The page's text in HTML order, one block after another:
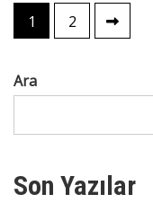
Yazı
sayfalaması
1 2
Ara
Son Yazılar